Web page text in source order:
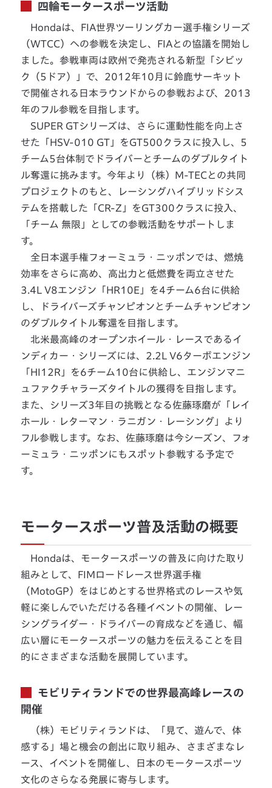
四輪モータースポーツ活動
Hondaは、FIA世界ツーリングカー選手権シリーズ
（WTCC）への参戦を決定し、FIAとの協議を開始し
ました。参戦車両は欧州で発売される新型「シビッ
ク（5ドア）」で、2012年10月に鈴鹿サーキット
で開催される日本ラウンドからの参戦および、2013
年のフル参戦を目指します。
SUPER GTシリーズは、さらに運動性能を向上さ
せた「HSV-010 GT」をGT500クラスに投入し、5
チーム5台体制でドライバーとチームのダブルタイト
ル奪還に挑みます。今年より（株）M-TECとの共同
プロジェクトのもと、レーシングハイブリッドシス
テムを搭載した「CR-Z」をGT300クラスに投入、
「チーム 無限」としての参戦活動をサポートしま
す。
全日本選手権フォーミュラ・ニッポンでは、燃焼
効率をさらに高め、高出力と低燃費を両立させた
3.4L V8エンジン「HR10E」を4チーム6台に供給
し、ドライバーズチャンピオンとチームチャンピオン
のダブルタイトル奪還を目指します。
北米最高峰のオープンホイール・レースであるイ
ンディカー・シリーズには、2.2L V6ターボエンジン
「HI12R」を6チーム10台に供給し、エンジンマニ
ュファクチャラーズタイトルの獲得を目指します。
また、シリーズ3年目の挑戦となる佐藤琢磨が「レイ
ホール・レターマン・ラニガン・レーシング」より
フル参戦します。なお、佐藤琢磨は今シーズン、フォ
ーミュラ・ニッポンにもスポット参戦する予定で
す。
モータースポーツ普及活動の概要
Hondaは、モータースポーツの普及に向けた取り
組みとして、FIMロードレース世界選手権
（MotoGP）をはじめとする世界格式のレースや気
軽に楽しんでいただける各種イベントの開催、レー
シングライダー・ドライバーの育成などを通じ、幅
広い層にモータースポーツの魅力を伝えることを目
的にさまざまな活動を展開しています。
モビリティランドでの世界最高峰レースの
開催
（株）モビリティランドは、「見て、遊んで、体
感する」場と機会の創出に取り組み、さまざまなレ
ース、イベントを開催し、日本のモータースポーツ
文化のさらなる発展に寄与します。